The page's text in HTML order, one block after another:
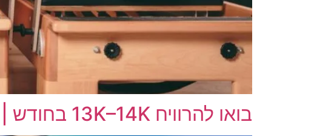
בואו להרוויח 13K–14K בחודש | KSP 🔥 🔥